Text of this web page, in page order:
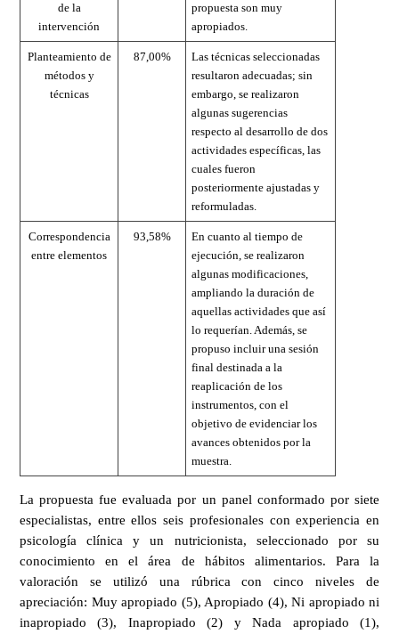
de la
intervención
propuesta son muy
apropiados.
Planteamiento de
métodos y
técnicas
87,00%
Las técnicas seleccionadas
resultaron adecuadas; sin
embargo, se realizaron
algunas sugerencias
respecto al desarrollo de dos
actividades específicas, las
cuales fueron
posteriormente ajustadas y
reformuladas.
Correspondencia
entre elementos
93,58%
En cuanto al tiempo de
ejecución, se realizaron
algunas modificaciones,
ampliando la duración de
aquellas actividades que así
lo requerían. Además, se
propuso incluir una sesión
final destinada a la
reaplicación de los
instrumentos, con el
objetivo de evidenciar los
avances obtenidos por la
muestra.
La propuesta fue evaluada por un panel conformado por siete
especialistas, entre ellos seis profesionales con experiencia en
psicología clínica y un nutricionista, seleccionado por su
conocimiento en el área de hábitos alimentarios. Para la
valoración se utilizó una rúbrica con cinco niveles de
apreciación: Muy apropiado (5), Apropiado (4), Ni apropiado ni
inapropiado (3), Inapropiado (2) y Nada apropiado (1),